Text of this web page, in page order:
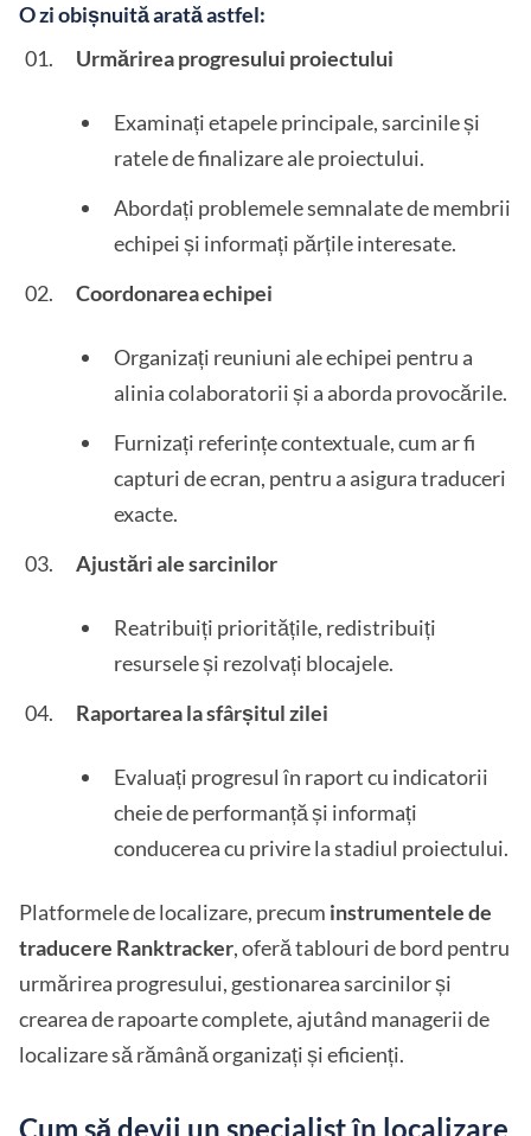
O zi obișnuită arată astfel:
Urmărirea progresului proiectului
Examinați etapele principale, sarcinile și
ratele de finalizare ale proiectului.
Abordați problemele semnalate de membrii
echipei și informați părțile interesate.
Coordonarea echipei
Organizați reuniuni ale echipei pentru a
alinia colaboratorii și a aborda provocările.
Furnizați referințe contextuale, cum ar fi
capturi de ecran, pentru a asigura traduceri
exacte.
Ajustări ale sarcinilor
Reatribuiți prioritățile, redistribuiți
resursele și rezolvați blocajele.
Raportarea la sfârșitul zilei
Evaluați progresul în raport cu indicatorii
cheie de performanță și informați
conducerea cu privire la stadiul proiectului.
Platformele de localizare, precum instrumentele de
traducere Ranktracker, oferă tablouri de bord pentru
urmărirea progresului, gestionarea sarcinilor și
crearea de rapoarte complete, ajutând managerii de
localizare să rămână organizați și eficienți.
Cum să devii un specialist în localizare